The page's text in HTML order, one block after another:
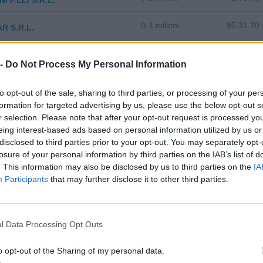
Do Not Process My Personal Information
opt-out of the sale, sharing to third parties, or processing of your
for targeted advertising by us, please use the below opt-out
selection. Please note that after your opt-out request is processed
interest-based ads based on personal information utilized by us
to third parties prior to your opt-out. You may separately
of your personal information by third parties on the IAB’s list of
This information may also be disclosed by us to third parties on the
Participants that may further disclose it to other third parties.
Data Processing Opt Outs
opt-out of the Sharing of my personal data.
S.R.L. 0-1 milioni 95.31.20
tutti i comuni della provincia di
della Presolana (66)
Castro (12)
Cazzano Sant'Andrea (57)
Leffe (147)